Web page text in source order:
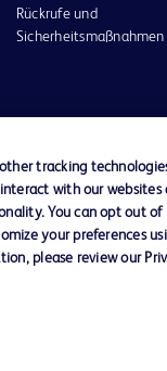
Rückrufe und
Sicherheitsmaßnahmen
tracking
with our websites
You can opt out of
your preferences
please review our